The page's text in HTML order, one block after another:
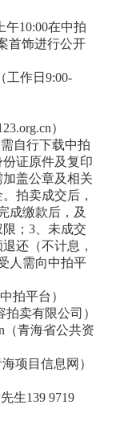
上午10:00在中拍
首饰进行公开
工作日9:00-
）
自行下载中拍
证原件及复印
盖公章及相关
拍卖成交后，
成缴款后，及
；3、未成交
还（不计息，
人需向中拍平
拍平台 ）
卖有限公司）
（青海省公共资
项目信息网）
生139 9719